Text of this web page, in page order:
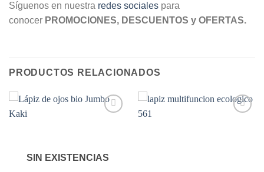
Síguenos en nuestra redes sociales para
conocer PROMOCIONES, DESCUENTOS y OFERTAS.
PRODUCTOS RELACIONADOS
lista de
SIN EXISTENCIAS